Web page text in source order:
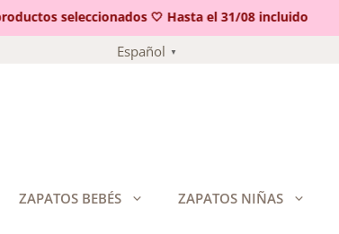
seleccionados 🤍 Hasta el 31/08 incluido
Español ▼
ZAPATOS BEBÉS ZAPATOS NIÑAS